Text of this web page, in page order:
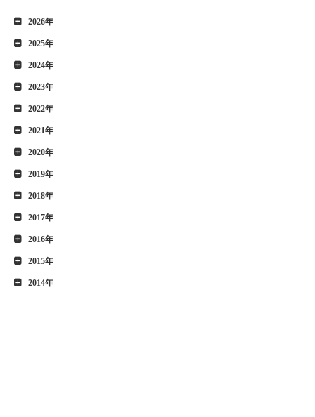
2026年
2025年
2024年
2023年
2022年
2021年
2020年
2019年
2018年
2017年
2016年
2015年
2014年